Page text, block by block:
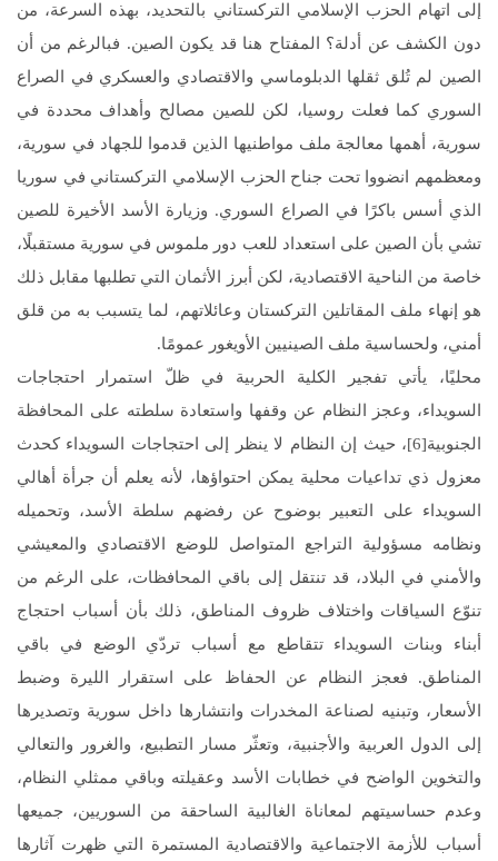
إلى اتهام الحزب الإسلامي التركستاني بالتحديد، بهذه السرعة، من
دون الكشف عن أدلة؟ المفتاح هنا قد يكون الصين. فبالرغم من أن
الصين لم تُلق ثقلها الدبلوماسي والاقتصادي والعسكري في الصراع
السوري كما فعلت روسيا، لكن للصين مصالح وأهداف محددة في
سورية، أهمها معالجة ملف مواطنيها الذين قدموا للجهاد في سورية،
ومعظمهم انضووا تحت جناح الحزب الإسلامي التركستاني في سوريا
الذي أسس باكرًا في الصراع السوري. وزيارة الأسد الأخيرة للصين
تشي بأن الصين على استعداد للعب دور ملموس في سورية مستقبلًا،
خاصة من الناحية الاقتصادية، لكن أبرز الأثمان التي تطلبها مقابل ذلك
هو إنهاء ملف المقاتلين التركستان وعائلاتهم، لما يتسبب به من قلق
أمني، ولحساسية ملف الصينيين الأويغور عمومًا.
محليًا، يأتي تفجير الكلية الحربية في ظلّ استمرار احتجاجات
السويداء، وعجز النظام عن وقفها واستعادة سلطته على المحافظة
الجنوبية[6]، حيث إن النظام لا ينظر إلى احتجاجات السويداء كحدث
معزول ذي تداعيات محلية يمكن احتواؤها، لأنه يعلم أن جرأة أهالي
السويداء على التعبير بوضوح عن رفضهم سلطة الأسد، وتحميله
ونظامه مسؤولية التراجع المتواصل للوضع الاقتصادي والمعيشي
والأمني في البلاد، قد تنتقل إلى باقي المحافظات، على الرغم من
تنوّع السياقات واختلاف ظروف المناطق، ذلك بأن أسباب احتجاج
أبناء وبنات السويداء تتقاطع مع أسباب تردّي الوضع في باقي
المناطق. فعجز النظام عن الحفاظ على استقرار الليرة وضبط
الأسعار، وتبنيه لصناعة المخدرات وانتشارها داخل سورية وتصديرها
إلى الدول العربية والأجنبية، وتعثّر مسار التطبيع، والغرور والتعالي
والتخوين الواضح في خطابات الأسد وعقيلته وباقي ممثلي النظام،
وعدم حساسيتهم لمعاناة الغالبية الساحقة من السوريين، جميعها
أسباب للأزمة الاجتماعية والاقتصادية المستمرة التي ظهرت آثارها